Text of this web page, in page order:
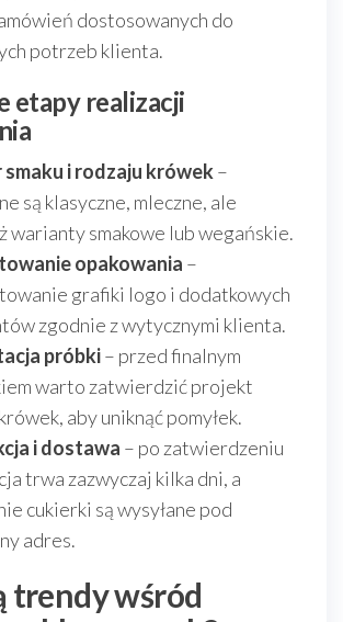
dostosowanych do
potrzeb klienta.
etapy realizacji
i rodzaju krówek–
są klasyczne, mleczne, ale
warianty smakowe lub wegańskie.
opakowania –
grafiki logo i dodatkowych
zgodnie z wytycznymi klienta.
próbki– przed finalnym
warto zatwierdzić projekt
aby uniknąć pomyłek.
i dostawa – po zatwierdzeniu
trwa zazwyczaj kilka dni, a
cukierki są wysyłane pod
adres.
trendy wśród